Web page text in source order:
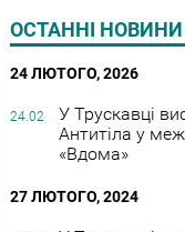
ОСТАННІ НОВИНИ
24 ЛЮТОГО, 2026
24.02
У Трускавці
Антитіла у
«Вдома»
27 ЛЮТОГО, 2024